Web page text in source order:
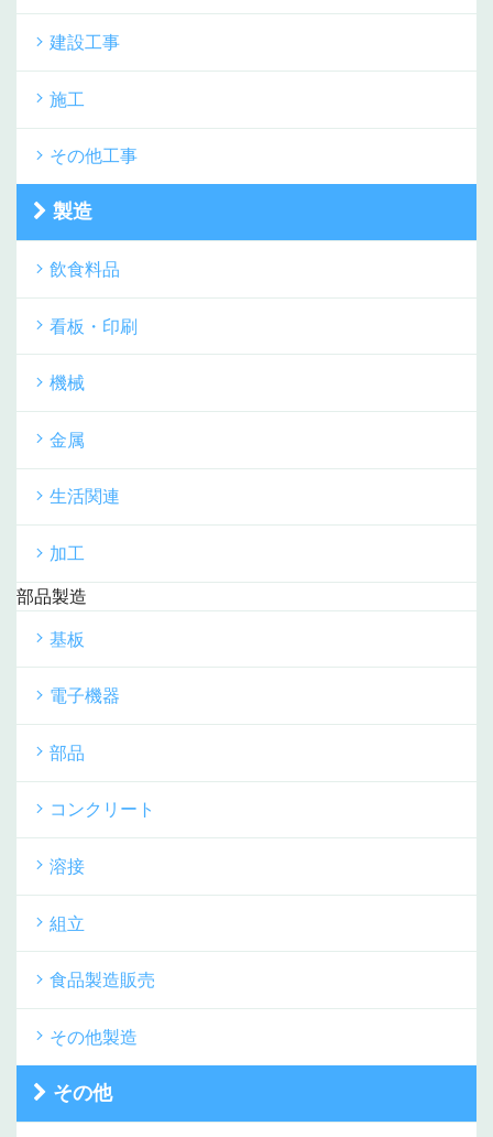
建設工事
施工
その他工事
製造
飲食料品
看板・印刷
機械
金属
生活関連
加工
部品製造
基板
電子機器
部品
コンクリート
溶接
組立
食品製造販売
その他製造
その他